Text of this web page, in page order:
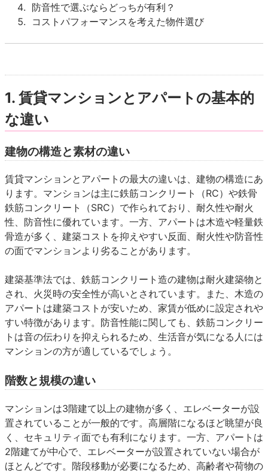
防音性で選ぶならどっちが有利？
コストパフォーマンスを考えた物件選び
1. 賃貸マンションとアパートの基本的
な違い
建物の構造と素材の違い
賃貸マンションとアパートの最大の違いは、建物の構造にあ
ります。マンションは主に鉄筋コンクリート（RC）や鉄骨
鉄筋コンクリート（SRC）で作られており、耐久性や耐火
性、防音性に優れています。一方、アパートは木造や軽量鉄
骨造が多く、建築コストを抑えやすい反面、耐火性や防音性
の面でマンションより劣ることがあります。
建築基準法では、鉄筋コンクリート造の建物は耐火建築物と
され、火災時の安全性が高いとされています。また、木造の
アパートは建築コストが安いため、家賃が低めに設定されや
すい特徴があります。防音性能に関しても、鉄筋コンクリー
トは音の伝わりを抑えられるため、生活音が気になる人には
マンションの方が適しているでしょう。
階数と規模の違い
マンションは3階建て以上の建物が多く、エレベーターが設
置されていることが一般的です。高層階になるほど眺望が良
く、セキュリティ面でも有利になります。一方、アパートは
2階建てが中心で、エレベーターが設置されていない場合が
ほとんどです。階段移動が必要になるため、高齢者や荷物の